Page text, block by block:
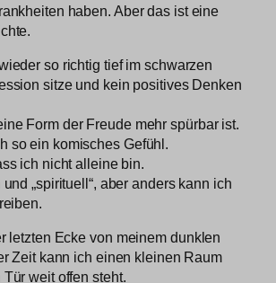
haben. Aber das ist eine
so richtig tief im schwarzen
sitze und kein positives Denken
Form der Freude mehr spürbar ist.
so ein komisches Gefühl.
ich nicht alleine bin.
„spirituell“, aber anders kann ich
letzten Ecke von meinem dunklen
Zeit kann ich einen kleinen Raum
weit offen steht.